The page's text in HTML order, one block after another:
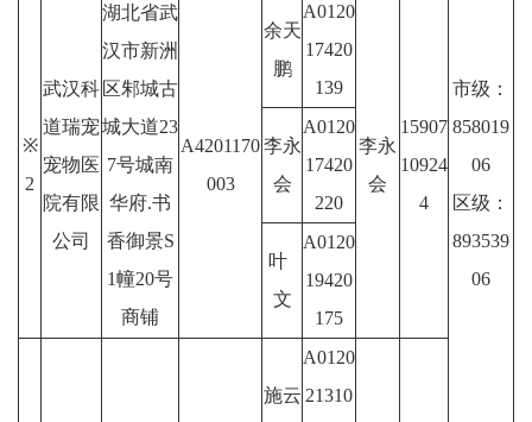
市级：
858019
06
区级：
893539
06
※
2
武汉科
道瑞宠
宠物医
院有限
公司
湖北省武
汉市新洲
区邾城古
城大道23
7号城南
华府.书
香御景S
1幢20号
商铺
A4201170
003
余天
鹏
A0120
17420
139
李永
会
15907
10924
4
李永
会
A0120
17420
220
叶
文
A0120
19420
175
施云
A0120
21310